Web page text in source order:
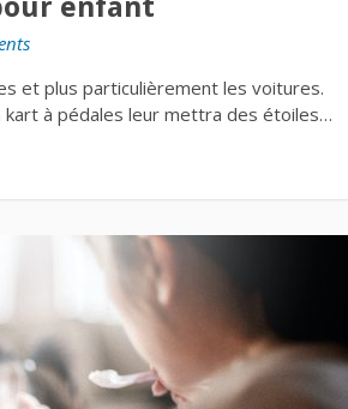
enfant
et plus particulièrement les voitures.
kart à pédales leur mettra des étoiles…